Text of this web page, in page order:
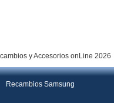
y Accesorios onLine 2026
Recambios Samsung